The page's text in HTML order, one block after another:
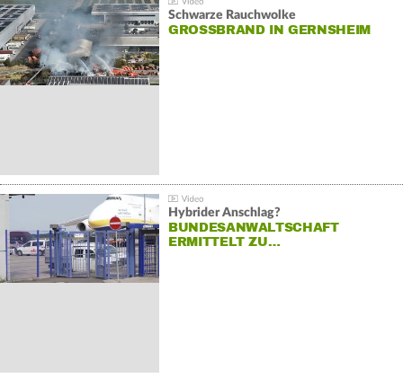
Schwarze Rauchwolke
GROSSBRAND IN GERNSHEIM
Hybrider Anschlag?
BUNDESANWALTSCHAFT
ERMITTELT ZU…